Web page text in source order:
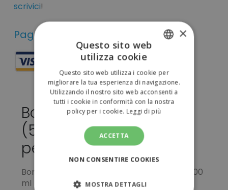
scrivici!
Pagamenti sicuri
Borraccia in alluminio
(500ml) da
personalizzare 1,91 €
Borraccia in alluminio metallizzata opaca 500
ml
ENGLISH
×
Questo sito web
utilizza cookie
Questo sito web utilizza i cookie per
migliorare la tua esperienza di navigazione.
Utilizzando il nostro sito web acconsenti a
tutti i cookie in conformità con la nostra
policy per i cookie. Leggi di più
ACCETTA
NON CONSENTIRE COOKIES
MOSTRA DETTAGLI